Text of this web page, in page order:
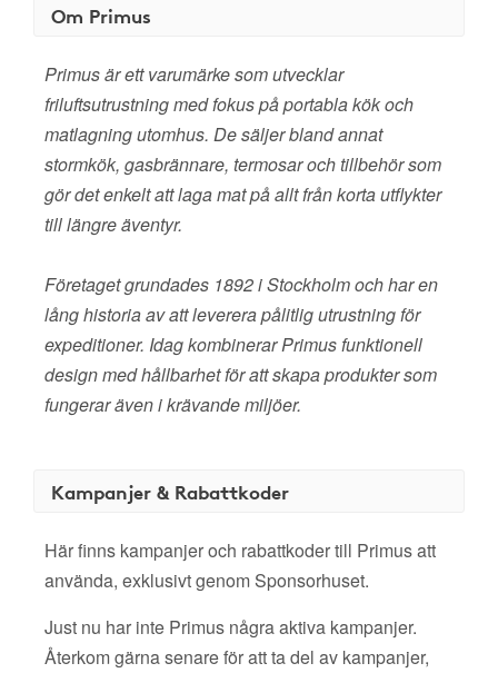
Om Primus
Primus är ett varumärke som utvecklar
friluftsutrustning med fokus på portabla kök och
matlagning utomhus. De säljer bland annat
stormkök, gasbrännare, termosar och tillbehör som
gör det enkelt att laga mat på allt från korta utflykter
till längre äventyr.
Företaget grundades 1892 i Stockholm och har en
lång historia av att leverera pålitlig utrustning för
expeditioner. Idag kombinerar Primus funktionell
design med hållbarhet för att skapa produkter som
fungerar även i krävande miljöer.
Kampanjer & Rabattkoder
Här finns kampanjer och rabattkoder till Primus att
använda, exklusivt genom Sponsorhuset.
Just nu har inte Primus några aktiva kampanjer.
Återkom gärna senare för att ta del av kampanjer,